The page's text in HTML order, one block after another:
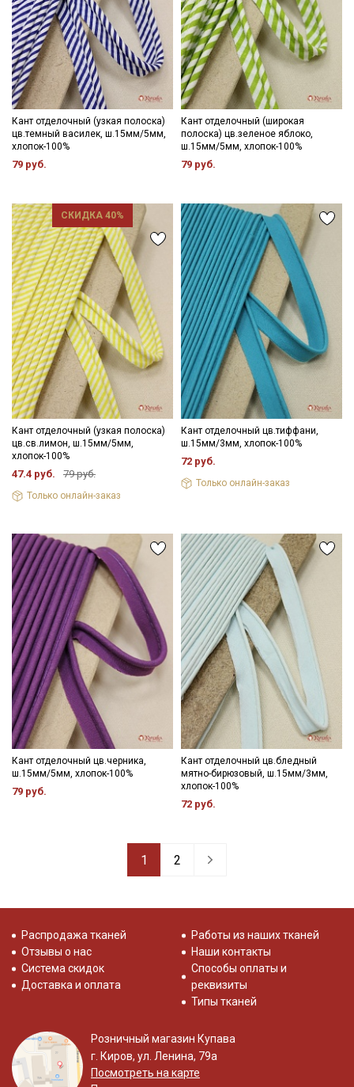
Кант отделочный (узкая полоска)
цв.темный василек, ш.15мм/5мм,
хлопок-100%
79 руб.
Кант отделочный (широкая
полоска) цв.зеленое яблоко,
ш.15мм/5мм, хлопок-100%
79 руб.
СКИДКА 40%
Кант отделочный (узкая полоска)
цв.св.лимон, ш.15мм/5мм,
хлопок-100%
47.4 руб. 79 руб.
Только онлайн-заказ
Кант отделочный цв.тиффани,
ш.15мм/3мм, хлопок-100%
72 руб.
Только онлайн-заказ
Кант отделочный цв.черника,
ш.15мм/5мм, хлопок-100%
79 руб.
Кант отделочный цв.бледный
мятно-бирюзовый, ш.15мм/3мм,
хлопок-100%
72 руб.
1 2
Распродажа тканей
Отзывы о нас
Система скидок
Доставка и оплата
Работы из наших тканей
Наши контакты
Способы оплаты и
реквизиты
Типы тканей
Розничный магазин Купава
г. Киров, ул. Ленина, 79а
Посмотреть на карте